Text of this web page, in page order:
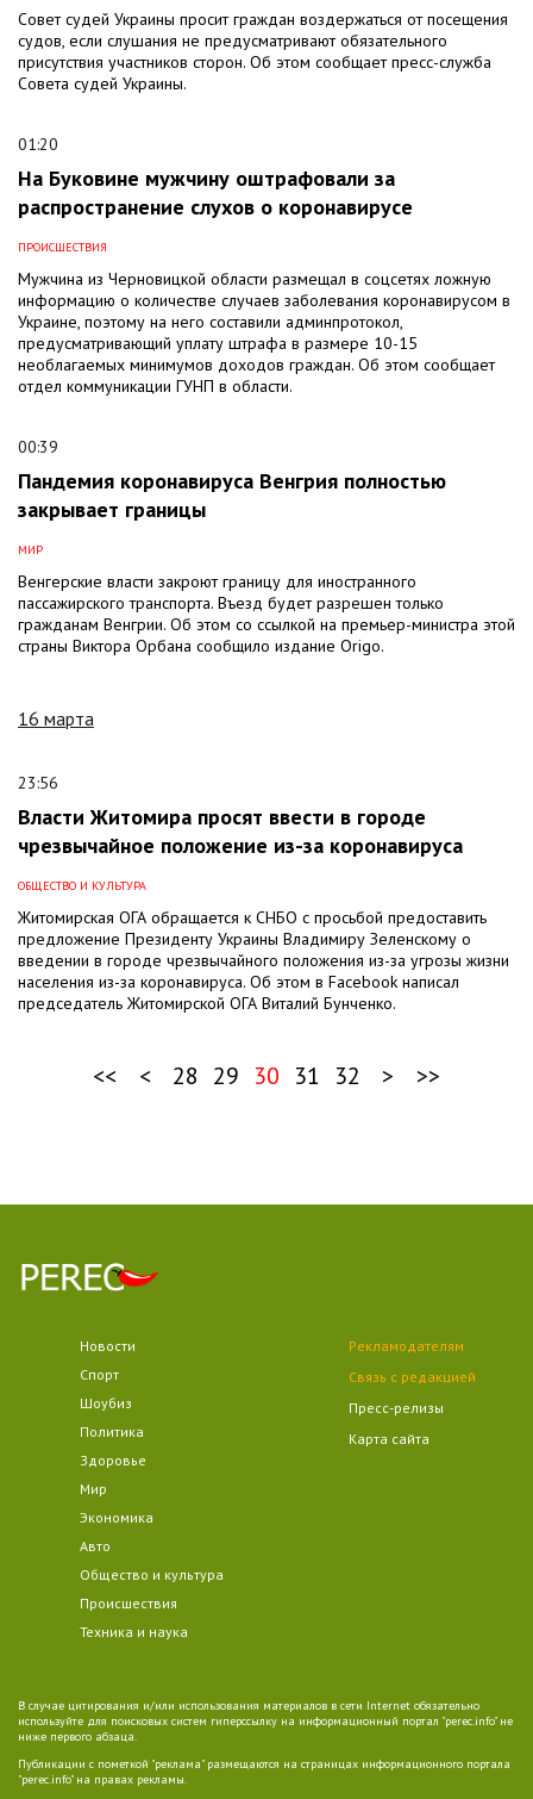
Совет судей Украины просит граждан воздержаться от посещения
судов, если слушания не предусматривают обязательного
присутствия участников сторон. Об этом сообщает пресс-служба
Совета судей Украины.
01:20
На Буковине мужчину оштрафовали за
распространение слухов о коронавирусе
ПРОИСШЕСТВИЯ
Мужчина из Черновицкой области размещал в соцсетях ложную
информацию о количестве случаев заболевания коронавирусом в
Украине, поэтому на него составили админпротокол,
предусматривающий уплату штрафа в размере 10-15
необлагаемых минимумов доходов граждан. Об этом сообщает
отдел коммуникации ГУНП в области.
00:39
Пандемия коронавируса Венгрия полностью
закрывает границы
МИР
Венгерские власти закроют границу для иностранного
пассажирского транспорта. Въезд будет разрешен только
гражданам Венгрии. Об этом со ссылкой на премьер-министра этой
страны Виктора Орбана сообщило издание Origo.
16 марта
23:56
Власти Житомира просят ввести в городе
чрезвычайное положение из-за коронавируса
ОБЩЕСТВО И КУЛЬТУРА
Житомирская ОГА обращается к СНБО с просьбой предоставить
предложение Президенту Украины Владимиру Зеленскому о
введении в городе чрезвычайного положения из-за угрозы жизни
населения из-за коронавируса. Об этом в Facebook написал
председатель Житомирской ОГА Виталий Бунченко.
<< < 28 29 30 31 32 > >>
Новости
Спорт
Шоубиз
Политика
Здоровье
Мир
Экономика
Авто
Общество и культура
Происшествия
Техника и наука
Рекламодателям
Связь с редакцией
Пресс-релизы
Карта сайта
В случае цитирования и/или использования материалов в сети Internet обязательно
используйте для поисковых систем гиперссылку на информационный портал "perec.info" не
ниже первого абзаца.
Публикации с пометкой "реклама" размещаются на страницах информационного портала
"perec.info" на правах рекламы.